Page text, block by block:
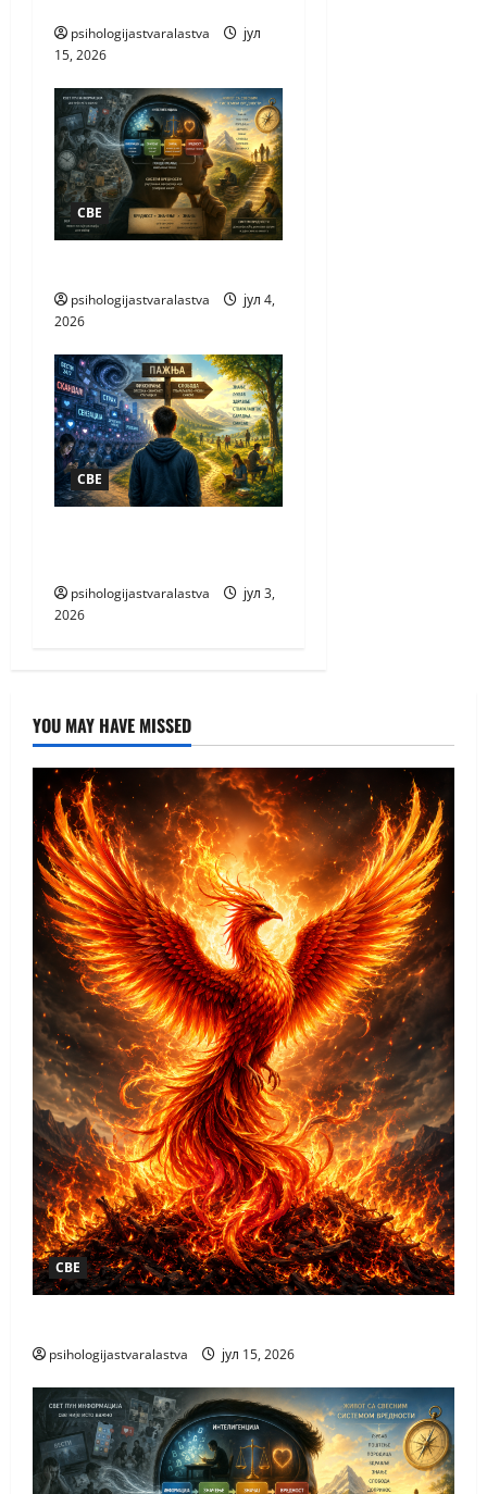
psihologijastvaralastva
јул
15, 2026
СВЕ
psihologijastvaralastva
јул 4,
2026
СВЕ
psihologijastvaralastva
јул 3,
2026
YOU MAY HAVE MISSED
СВЕ
psihologijastvaralastva јул 15, 2026